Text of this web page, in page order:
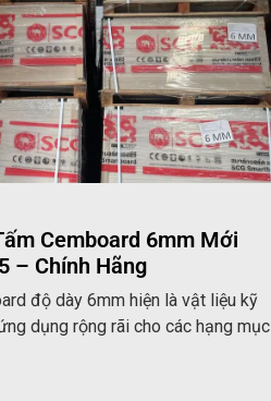
Cemboard 6mm Mới
– Chính Hãng
độ dày 6mm hiện là vật liệu kỹ
dụng rộng rãi cho các hạng mục